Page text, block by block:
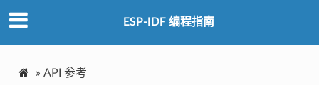
ESP-IDF 编程指南
» API 参考